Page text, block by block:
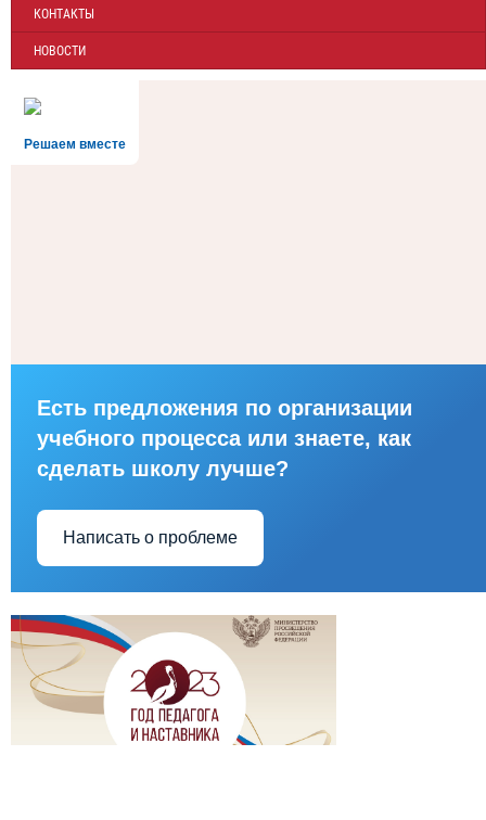
КОНТАКТЫ
НОВОСТИ
Решаем вместе
Есть предложения по организации
учебного процесса или знаете, как
сделать школу лучше?
Написать о проблеме